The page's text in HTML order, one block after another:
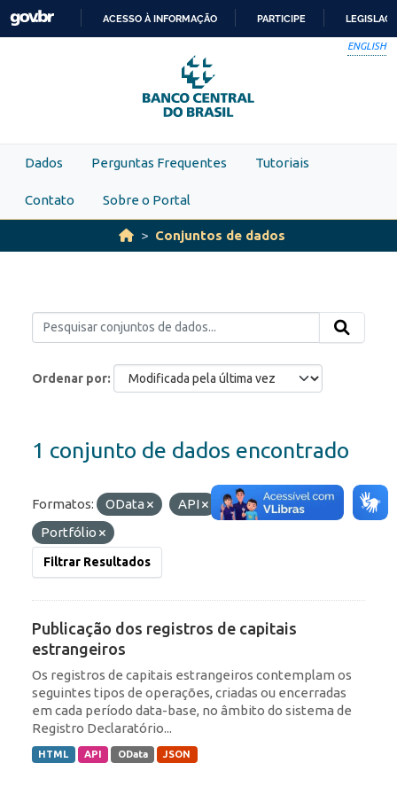
Skip to main content
PARA
O
CONTEÚDO
ACESSO À INFORMAÇÃO PARTICIPE
ENGLISH
Dados Perguntas Frequentes Tutoriais
Contato Sobre o Portal
Conjuntos de dados
Ordenar por
1 conjunto de dados encontrado
Formatos: OData API Etiquetas:
IED
Portfólio
Filtrar Resultados
Publicação dos registros de capitais
estrangeiros
Os registros de capitais estrangeiros contemplam os
seguintes tipos de operações, criadas ou encerradas
em cada período data-base, no âmbito do sistema de
Registro Declaratório...
HTML API OData JSON